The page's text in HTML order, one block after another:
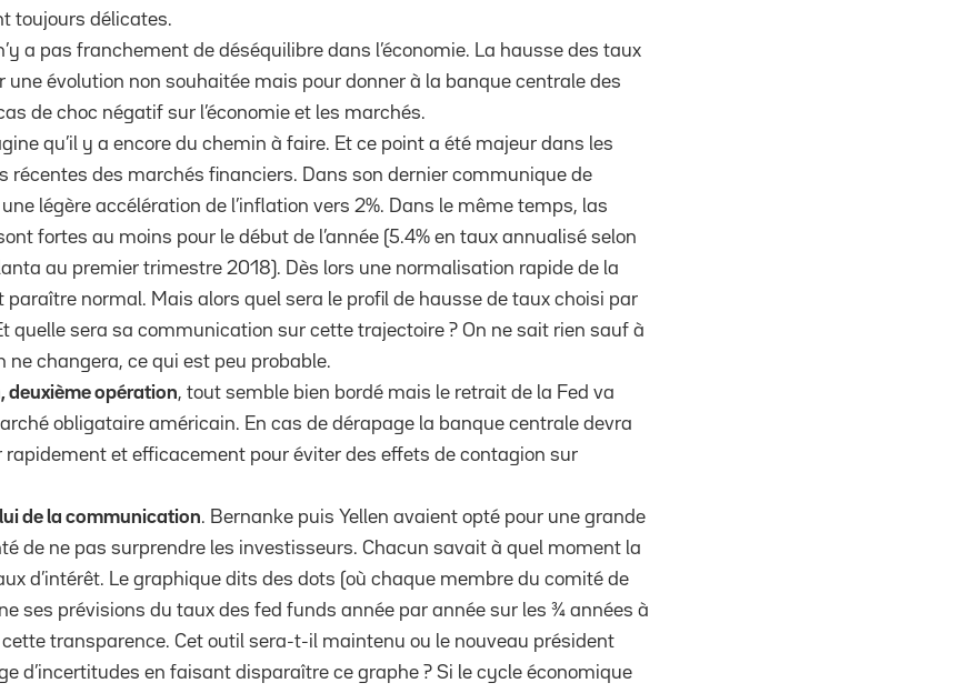
toujours délicates.
a pas franchement de déséquilibre dans l’économie. La hausse des taux
une évolution non souhaitée mais pour donner à la banque centrale des
de choc négatif sur l’économie et les marchés.
qu’il y a encore du chemin à faire. Et ce point a été majeur dans les
récentes des marchés financiers. Dans son dernier communique de
légère accélération de l’inflation vers 2%. Dans le même temps, las
fortes au moins pour le début de l’année (5.4% en taux annualisé selon
au premier trimestre 2018). Dès lors une normalisation rapide de la
normal. Mais alors quel sera le profil de hausse de taux choisi par
quelle sera sa communication sur cette trajectoire ? On ne sait rien sauf à
ne changera, ce qui est peu probable.
deuxième opération, tout semble bien bordé mais le retrait de la Fed va
obligataire américain. En cas de dérapage la banque centrale devra
rapidement et efficacement pour éviter des effets de contagion sur
de la communication. Bernanke puis Yellen avaient opté pour une grande
de ne pas surprendre les investisseurs. Chacun savait à quel moment la
d’intérêt. Le graphique dits des dots (où chaque membre du comité de
ses prévisions du taux des fed funds année par année sur les ¾ années à
transparence. Cet outil sera-t-il maintenu ou le nouveau président
d’incertitudes en faisant disparaître ce graphe ? Si le cycle économique